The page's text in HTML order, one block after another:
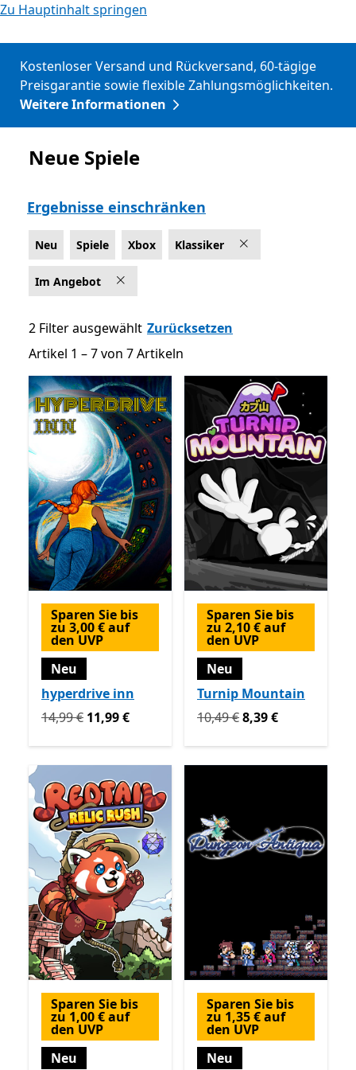
Zu Hauptinhalt springen
Kostenloser Versand und Rückversand, 60-tägige
Preisgarantie sowie flexible Zahlungsmöglichkeiten.
Weitere Informationen
Neu
Neue Spiele
Ergebnisse einschränken
Neu Spiele Xbox Klassiker
Im Angebot
2 Filter ausgewählt Zurücksetzen
Artikel 1 – 7 von 7 Artikeln
Artikel 1 – 7 von 7 Artikeln
Sparen Sie bis
zu 3,00 € auf
den UVP
Neu
hyperdrive inn
Ursprünglich 14,99 € jetzt 11,99 €
14,99 € 11,99 €
Sparen Sie bis
zu 2,10 € auf
den UVP
Neu
Turnip Mountain
Ursprünglich 10,49 € jetzt
10,49 €8,39 €
Sparen Sie bis
zu 1,00 € auf
den UVP
Neu
Sparen Sie bis
zu 1,35 € auf
den UVP
Neu